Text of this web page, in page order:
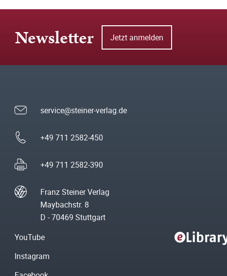
Newsletter Jetzt anmelden
service@steiner-verlag.de
+49 711 2582-450
+49 711 2582-390
Franz Steiner Verlag
Maybachstr. 8
D - 70469 Stuttgart
YouTube
Instagram